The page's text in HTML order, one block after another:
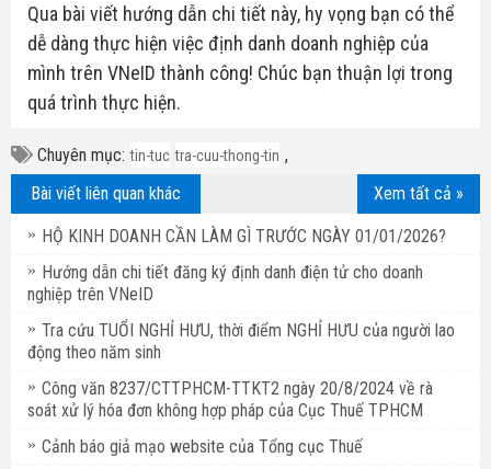
Qua bài viết hướng dẫn chi tiết này, hy vọng bạn có thể
dễ dàng thực hiện việc định danh doanh nghiệp của
mình trên VNeID thành công! Chúc bạn thuận lợi trong
quá trình thực hiện.
Chuyên mục: tin-tuc ,
tra-cuu-thong-tin
Xem tất cả »
Bài viết liên quan khác
HỘ KINH DOANH CẦN LÀM GÌ TRƯỚC NGÀY 01/01/2026?
Hướng dẫn chi tiết đăng ký định danh điện tử cho doanh
nghiệp trên VNeID
Tra cứu TUỔI NGHỈ HƯU, thời điểm NGHỈ HƯU của người lao
động theo năm sinh
Công văn 8237/CTTPHCM-TTKT2 ngày 20/8/2024 về rà
soát xử lý hóa đơn không hợp pháp của Cục Thuế TPHCM
Cảnh báo giả mạo website của Tổng cục Thuế